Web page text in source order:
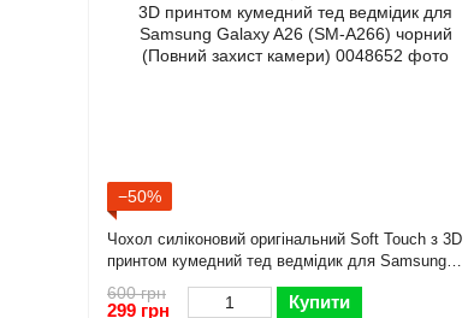
−50%
Чохол силіконовий оригінальний Soft Touch з 3D
принтом кумедний тед ведмідик для Samsung
Galaxy A26 (SM-A266) чорний (Повний захист
камери)
600 грн
299 грн Купити